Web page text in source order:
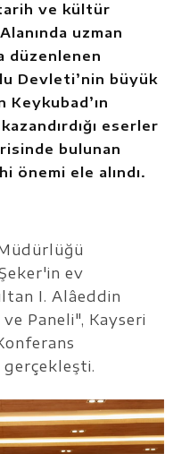
ve kültür
uzman
düzenlenen
Devleti’nin büyük
Keykubad’ın
eserler
bulunan
önemi ele alındı.
ev
I. Alâeddin
Paneli", Kayseri
gerçekleşti.